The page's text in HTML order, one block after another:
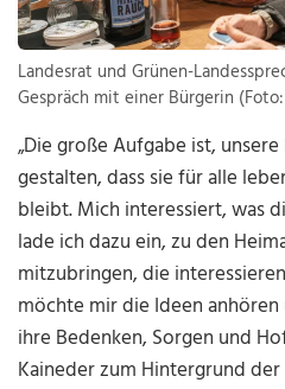
Landesrat und Grünen-
Gespräch mit einer Bürgerin
„Die große Aufgabe ist,
gestalten, dass sie für alle
bleibt. Mich interessiert, was
lade ich dazu ein, zu den
mitzubringen, die
möchte mir die Ideen
ihre Bedenken, Sorgen und
Kaineder zum Hintergrund